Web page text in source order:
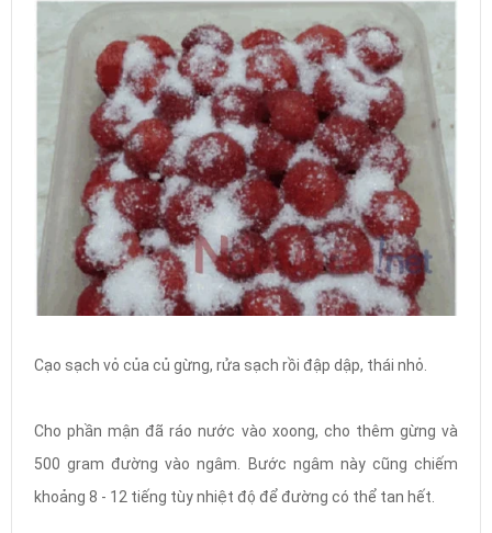
Cạo sạch vỏ của củ gừng, rửa sạch rồi đập dập, thái nhỏ.
Cho phần mận đã ráo nước vào xoong, cho thêm gừng và
500 gram đường vào ngâm. Bước ngâm này cũng chiếm
khoảng 8 - 12 tiếng tùy nhiệt độ để đường có thể tan hết.